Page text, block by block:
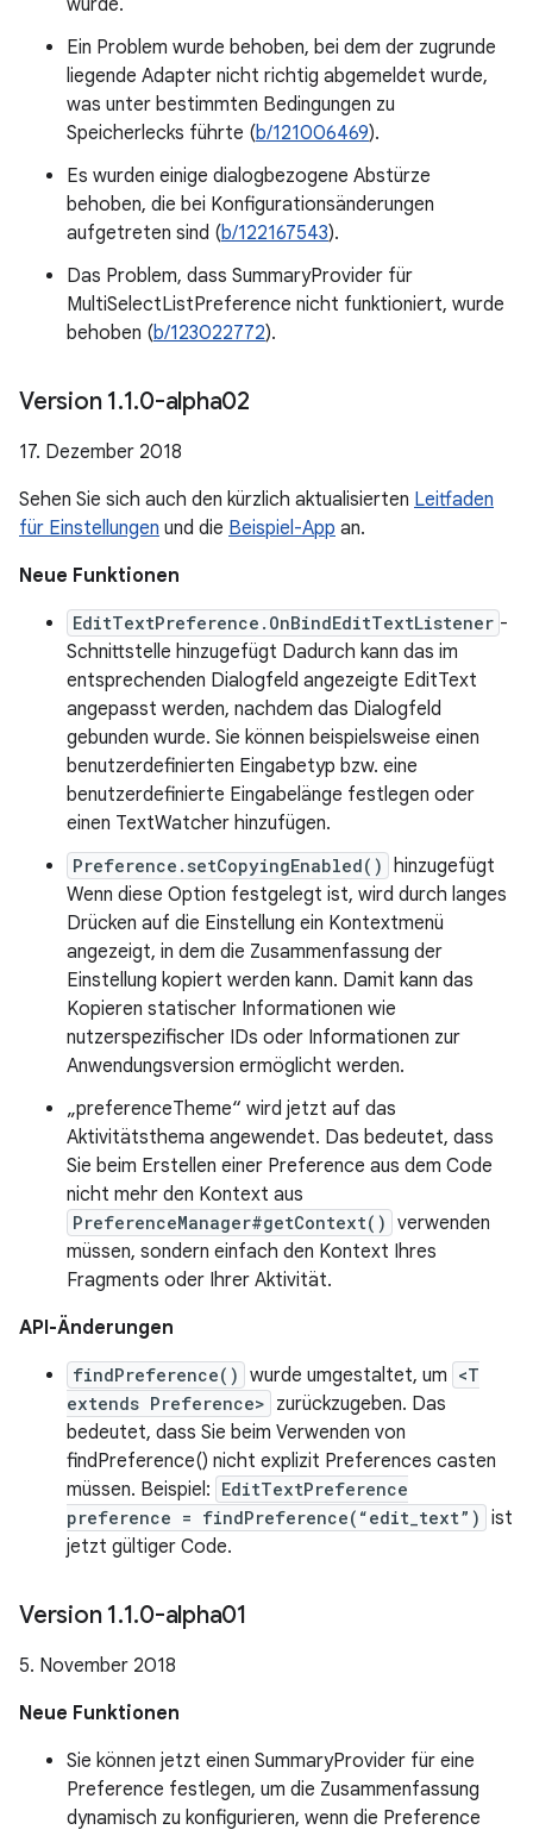
wurde.
Ein Problem wurde behoben, bei dem der zugrunde
liegende Adapter nicht richtig abgemeldet wurde,
was unter bestimmten Bedingungen zu
Speicherlecks führte (b/121006469).
Es wurden einige dialogbezogene Abstürze
behoben, die bei Konfigurationsänderungen
aufgetreten sind (b/122167543).
Das Problem, dass SummaryProvider für
MultiSelectListPreference nicht funktioniert, wurde
behoben (b/123022772).
Version 1.1.0-alpha02
17. Dezember 2018
Sehen Sie sich auch den kürzlich aktualisierten Leitfaden
für Einstellungen und die Beispiel-App an.
Neue Funktionen
EditTextPreference.OnBindEditTextListener -
Schnittstelle hinzugefügt Dadurch kann das im
entsprechenden Dialogfeld angezeigte EditText
angepasst werden, nachdem das Dialogfeld
gebunden wurde. Sie können beispielsweise einen
benutzerdefinierten Eingabetyp bzw. eine
benutzerdefinierte Eingabelänge festlegen oder
einen TextWatcher hinzufügen.
Preference.setCopyingEnabled() hinzugefügt
Wenn diese Option festgelegt ist, wird durch langes
Drücken auf die Einstellung ein Kontextmenü
angezeigt, in dem die Zusammenfassung der
Einstellung kopiert werden kann. Damit kann das
Kopieren statischer Informationen wie
nutzerspezifischer IDs oder Informationen zur
Anwendungsversion ermöglicht werden.
„preferenceTheme“ wird jetzt auf das
Aktivitätsthema angewendet. Das bedeutet, dass
Sie beim Erstellen einer Preference aus dem Code
nicht mehr den Kontext aus
PreferenceManager#getContext() verwenden
müssen, sondern einfach den Kontext Ihres
Fragments oder Ihrer Aktivität.
API-Änderungen
findPreference() wurde umgestaltet, um <T
extends Preference> zurückzugeben. Das
bedeutet, dass Sie beim Verwenden von
findPreference() nicht explizit Preferences casten
müssen. Beispiel: EditTextPreference
preference = findPreference(“edit_text”) ist
jetzt gültiger Code.
Version 1.1.0-alpha01
5. November 2018
Neue Funktionen
Sie können jetzt einen SummaryProvider für eine
Preference festlegen, um die Zusammenfassung
dynamisch zu konfigurieren, wenn die Preference